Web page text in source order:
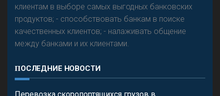
клиентам в выборе самых выгодных банковских
продуктов; - способствовать банкам в поиске
качественных клиентов; - налаживать общение
между банками и их клиентами.
ПОСЛЕДНИЕ НОВОСТИ